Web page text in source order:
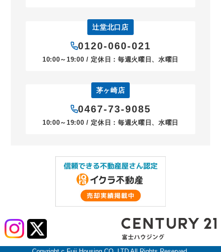
辻堂北口店
0120-060-021
10:00～19:00 / 定休日：毎週火曜日、水曜日
茅ヶ崎店
0467-73-9085
10:00～19:00 / 定休日：毎週火曜日、水曜日